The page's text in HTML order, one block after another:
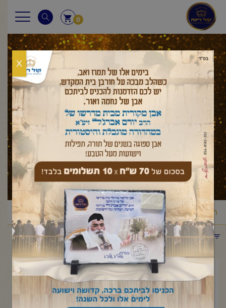
0
מאמר לשבת
ראשי /מאמר לשבת/ויקרא/מצורע/פרשת מצורע – שבת הגדול
תפריט קטגוריות
פרשת מצורע – שבת הגדול
י' ניסן תשפ"ד
X